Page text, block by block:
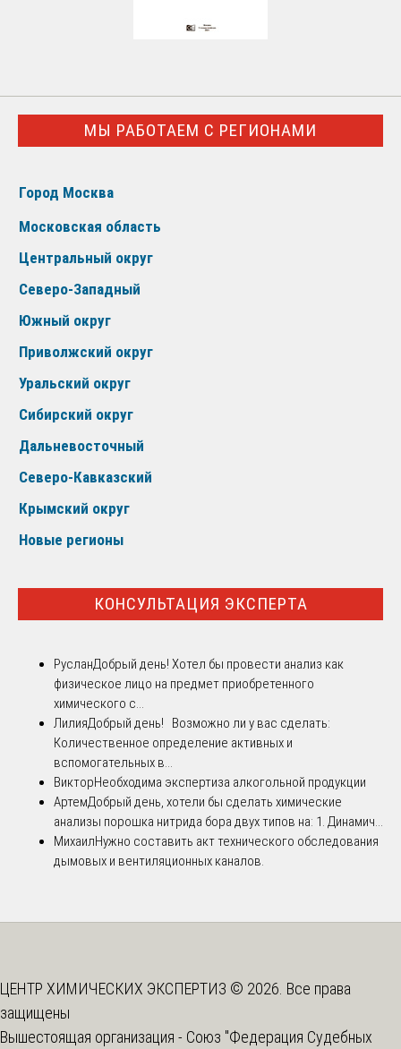
МЫ РАБОТАЕМ С РЕГИОНАМИ
Город Москва
Московская область
Центральный округ
Северо-Западный
Южный округ
Приволжский округ
Уральский округ
Сибирский округ
Дальневосточный
Северо-Кавказский
Крымский округ
Новые регионы
КОНСУЛЬТАЦИЯ ЭКСПЕРТА
РусланДобрый день! Хотел бы провести анализ как
физическое лицо на предмет приобретенного
химического с...
ЛилияДобрый день! Возможно ли у вас сделать:
Количественное определение активных и
вспомогательных в...
ВикторНеобходима экспертиза алкогольной продукции
АртемДобрый день, хотели бы сделать химические
анализы порошка нитрида бора двух типов на: 1. Динамич...
МихаилНужно составить акт технического обследования
дымовых и вентиляционных каналов.
ЦЕНТР ХИМИЧЕСКИХ ЭКСПЕРТИЗ © 2026. Все права
защищены
Вышестоящая организация - Союз "Федерация Судебных